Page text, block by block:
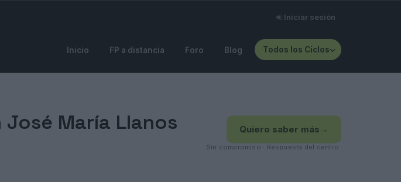
Iniciar sesión
Inicio FP a distancia Foro Blog Todos los Ciclos
María Llanos
Quiero saber más →
Sin compromiso · Respuesta del centro